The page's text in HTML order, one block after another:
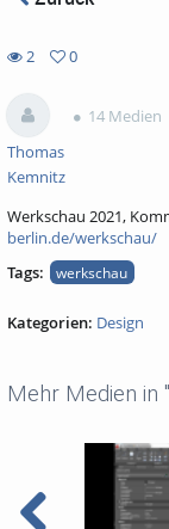
2
views
0
favorites
Thomas
Kemnitz
14 Medien
Werkschau 2021,
berlin.de/werkschau/
Tags:
werkschau
Kategorien: Design
Mehr Medien in